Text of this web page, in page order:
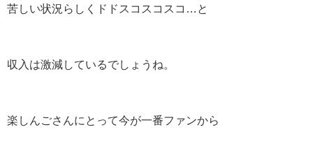
苦しい状況らしくドドスコスコスコ…と
収入は激減しているでしょうね。
楽しんごさんにとって今が一番ファンから